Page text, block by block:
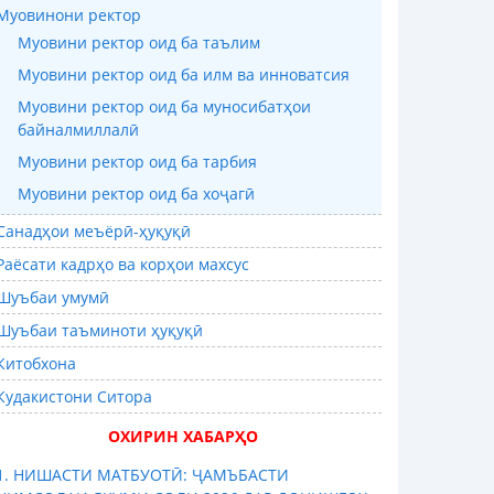
ректор
Муовини ректор оид ба таълим
Муовини ректор оид ба илм ва инноватсия
Муовини ректор оид ба муносибатҳои
байналмиллалӣ
Муовини ректор оид ба тарбия
Муовини ректор оид ба хоҷагӣ
меъёрӣ-ҳуқуқӣ
кадрҳо ва корҳои махсус
умумӣ
таъминоти ҳуқуқӣ
Ситора
ОХИРИН ХАБАРҲО
НИШАСТИ МАТБУОТӢ: ҶАМЪБАСТИ